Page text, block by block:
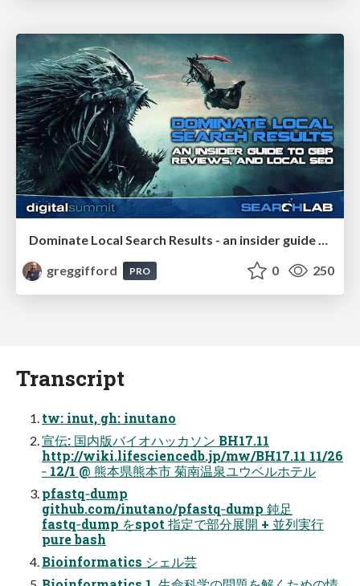
greggifford
PRO 0 250
Transcript
tw: inut, gh: inutano
宣伝: 国内版バイオハッカソン BH17.11
http://wiki.lifesciencedb.jp/mw/BH17.11 11/26
‑ 12/1 @ 熊本県熊本市 菊南温泉ユウベルホテル
pfastq‑dump
github.com/inutano/pfastq‑dump 鈍足
fastq‑dump をspot 指定で部分展開 + 並列実行
pure bash
Bioinformatics シェル芸